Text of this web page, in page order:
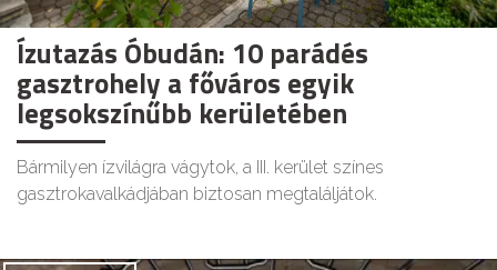
Ízutazás Óbudán: 10 parádés
gasztrohely a főváros egyik
legsokszínűbb kerületében
Bármilyen ízvilágra vágytok, a III. kerület színes
gasztrokavalkádjában biztosan megtaláljátok.